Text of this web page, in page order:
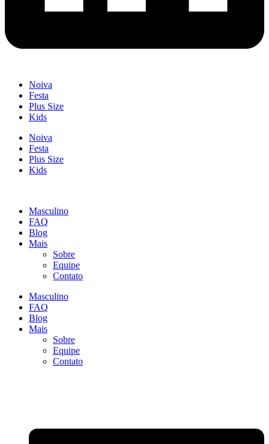
Noiva
Festa
Plus Size
Kids
Noiva
Festa
Plus Size
Kids
Masculino
FAQ
Blog
Mais
Sobre
Equipe
Contato
Masculino
FAQ
Blog
Mais
Sobre
Equipe
Contato